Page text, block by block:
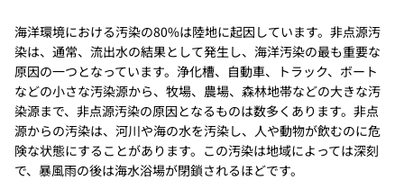
海洋環境における汚染の80%は陸地に起因しています。非点源汚
染は、通常、流出水の結果として発生し、海洋汚染の最も重要な
原因の一つとなっています。浄化槽、自動車、トラック、ボート
などの小さな汚染源から、牧場、農場、森林地帯などの大きな汚
染源まで、非点源汚染の原因となるものは数多くあります。非点
源からの汚染は、河川や海の水を汚染し、人や動物が飲むのに危
険な状態にすることがあります。この汚染は地域によっては深刻
で、暴風雨の後は海水浴場が閉鎖されるほどです。